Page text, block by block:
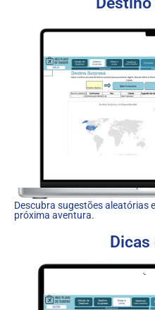
Descubra sugestões aleatórias
próxima aventura.
Dicas